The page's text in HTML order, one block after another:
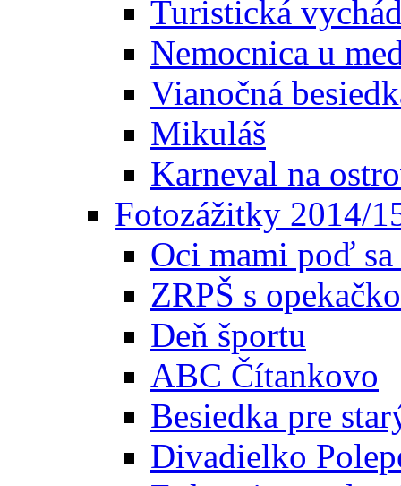
Turistická
Nemocnica u
Vianočná
Mikuláš
Karneval na
Fotozážitky 2014/
Oci mami poď
ZRPŠ s
Deň športu
ABC Čítankovo
Besiedka pre
Divadielko